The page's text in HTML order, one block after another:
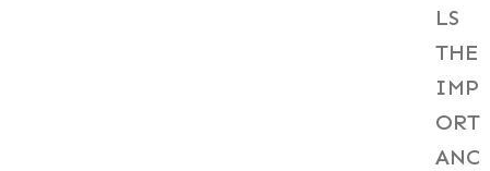
LS
THE
IMP
ORT
ANC